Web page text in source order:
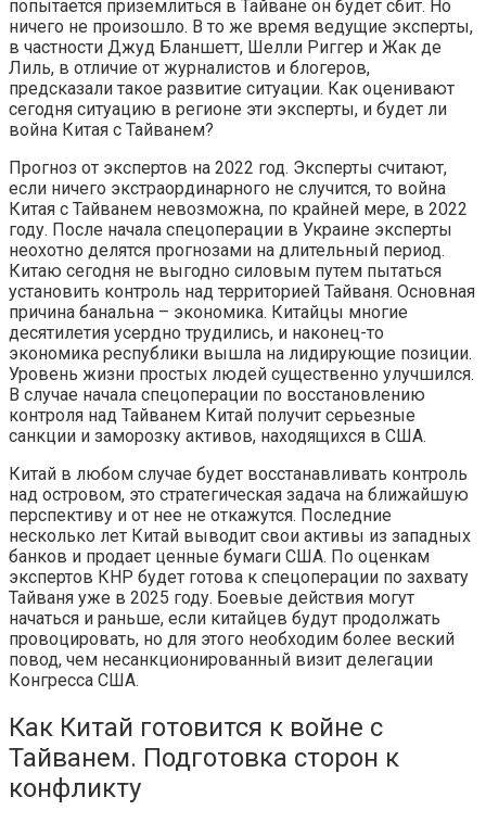
попытается приземлиться в Тайване он будет сбит. Но
ничего не произошло. В то же время ведущие эксперты,
в частности Джуд Бланшетт, Шелли Риггер и Жак де
Лиль, в отличие от журналистов и блогеров,
предсказали такое развитие ситуации. Как оценивают
сегодня ситуацию в регионе эти эксперты, и будет ли
война Китая с Тайванем?
Прогноз от экспертов на 2022 год. Эксперты считают,
если ничего экстраординарного не случится, то война
Китая с Тайванем невозможна, по крайней мере, в 2022
году. После начала спецоперации в Украине эксперты
неохотно делятся прогнозами на длительный период.
Китаю сегодня не выгодно силовым путем пытаться
установить контроль над территорией Тайваня. Основная
причина банальна – экономика. Китайцы многие
десятилетия усердно трудились, и наконец-то
экономика республики вышла на лидирующие позиции.
Уровень жизни простых людей существенно улучшился.
В случае начала спецоперации по восстановлению
контроля над Тайванем Китай получит серьезные
санкции и заморозку активов, находящихся в США.
Китай в любом случае будет восстанавливать контроль
над островом, это стратегическая задача на ближайшую
перспективу и от нее не откажутся. Последние
несколько лет Китай выводит свои активы из западных
банков и продает ценные бумаги США. По оценкам
экспертов КНР будет готова к спецоперации по захвату
Тайваня уже в 2025 году. Боевые действия могут
начаться и раньше, если китайцев будут продолжать
провоцировать, но для этого необходим более веский
повод, чем несанкционированный визит делегации
Конгресса США.
Как Китай готовится к войне с
Тайванем. Подготовка сторон к
конфликту